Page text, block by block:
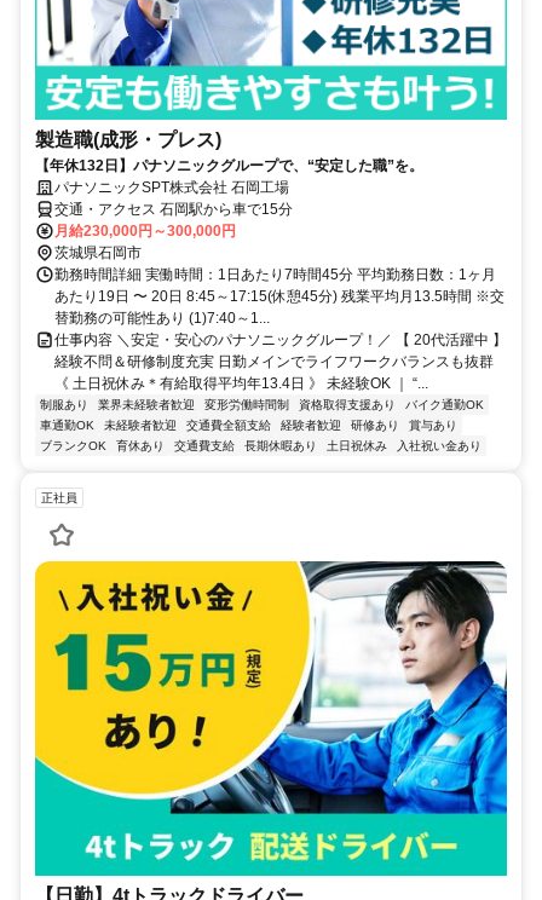
製造職(成形・プレス)
【年休132日】パナソニックグループで、“安定した職”を。
パナソニックSPT株式会社 石岡工場
交通・アクセス 石岡駅から車で15分
月給230,000円～300,000円
茨城県石岡市
勤務時間詳細 実働時間：1日あたり7時間45分 平均勤務日数：1ヶ月
あたり19日 〜 20日 8:45～17:15(休憩45分) 残業平均月13.5時間 ※交
替勤務の可能性あり (1)7:40～1...
仕事内容 ＼安定・安心のパナソニックグループ！／ 【 20代活躍中 】
経験不問＆研修制度充実 日勤メインでライフワークバランスも抜群
《 土日祝休み＊有給取得平均年13.4日 》 未経験OK ｜ “...
制服あり 業界未経験者歓迎 変形労働時間制 資格取得支援あり
バイク通勤OK
車通勤OK
未経験者歓迎 交通費全額支給 経験者歓迎 研修あり
賞与あり
ブランクOK
育休あり 交通費支給 長期休暇あり 土日祝休み 入社祝い金あり
正社員